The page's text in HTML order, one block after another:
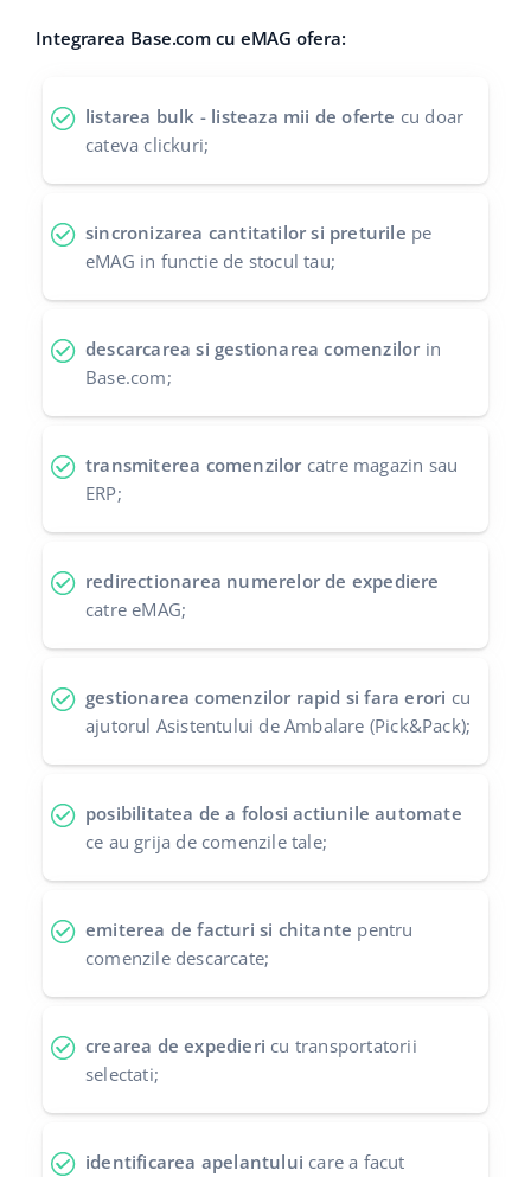
Calculatorul de beneficii
Colaborare si parteneri
Contact
español (MX)
Français
Italiano
português (BR)
中文
Integrarea Base.com cu eMAG ofera:
listarea bulk - listeaza mii de oferte cu doar
cateva clickuri;
sincronizarea cantitatilor si preturile pe
eMAG in functie de stocul tau;
descarcarea si gestionarea comenzilor in
Base.com;
transmiterea comenzilor catre magazin sau
ERP;
redirectionarea numerelor de expediere
catre eMAG;
gestionarea comenzilor rapid si fara erori cu
ajutorul Asistentului de Ambalare (Pick&Pack);
posibilitatea de a folosi actiunile automate
ce au grija de comenzile tale;
emiterea de facturi si chitante pentru
comenzile descarcate;
crearea de expedieri cu transportatorii
selectati;
identificarea apelantului care a facut